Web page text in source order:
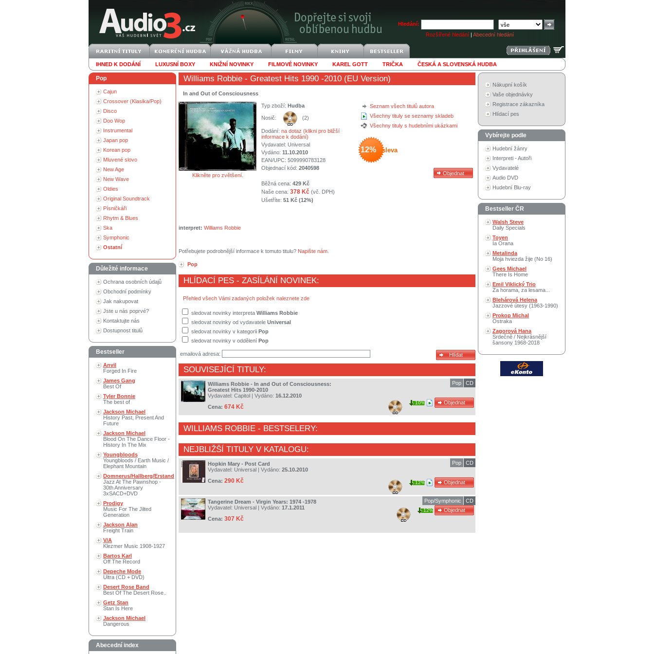
Hledání:
Rozšířené hledání | Abecední hledání
IHNED K DODÁNÍ LUXUSNÍ BOXY KNIŽNÍ NOVINKY FILMOVÉ NOVINKY KAREL GOTT TRIČKA ČESKÁ A SLOVENSKÁ HUDBA
Pop
Cajun
Crossover (Klasika/Pop)
Disco
Doo Wop
Instrumental
Japan pop
Korean pop
Mluvené slovo
New Age
New Wave
Oldies
Original Soundtrack
Písničkáři
Rhytm & Blues
Ska
Symphonic
Ostatní
Důležité informace
Ochrana osobních údajů
Obchodní podmínky
Jak nakupovat
Jste u nás poprvé?
Kontaktujte nás
Dostupnost titulů
Bestseller
Anvil
Forged In Fire
James Gang
Best Of
Tyler Bonnie
The best of
Jackson Michael
History Past, Present And
Future
Jackson Michael
Blood On The Dance Floor -
History In The Mix
Youngbloods
Youngbloods / Earth Music /
Elephant Mountain
Domnerus/Hallberg/Erstand
Jazz At The Pawnshop -
30th Anniversary
3xSACD+DVD
Prodigy
Music For The Jilted
Generation
Jackson Alan
Freight Train
V/A
Klezmer Music 1908-1927
Bartos Karl
Off The Record
Depeche Mode
Ultra (CD + DVD)
Desert Rose Band
Best Of The Desert Rose..
Getz Stan
Stan Is Here
Jackson Michael
Dangerous
Abecední index
Williams Robbie - Greatest Hits 1990 -2010 (EU Version)
In and Out of Consciousness
Klikněte pro zvětšení.
Seznam všech titulů autora
Všechny tituly se seznamy skladeb
Všechny tituly s hudebními ukázkami
12% sleva
Typ zboží: Hudba
Nosič: (2)
Dodání: na dotaz (klikni pro bližší
informace k dodání)
Vydavatel: Universal
Vydáno: 11.10.2010
EAN/UPC: 5099990783128
Objednací kód: 2040598
Běžná cena: 429 Kč
Naše cena: 378 Kč (vč. DPH)
Ušetříte: 51 Kč (12%)
interpret: Williams Robbie
Potřebujete podrobnější informace k tomuto titulu? Napište nám
Pop
HLÍDACÍ PES - ZASÍLÁNÍ NOVINEK:
Přehled všech Vámi zadaných položek naleznete zde
sledovat novinky interpreta Williams Robbie
sledovat novinky od vydavatele Universal
sledovat novinky v kategorii Pop
sledovat novinky v oddělení Pop
emailová adresa:
SOUVISEJÍCÍ TITULY:
Williams Robbie - In and Out of Consciousness:
Greatest Hits 1990-2010
Vydavatel: Capitol | Vydáno: 16.12.2010
Cena: 674 Kč
CD
Pop
10%
WILLIAMS ROBBIE - BESTSELERY:
NEJBLIŽŠÍ TITULY V KATALOGU:
Hopkin Mary - Post Card
Vydavatel: Universal | Vydáno: 25.10.2010
Cena: 290 Kč
CD
Pop
12%
Tangerine Dream - Virgin Years: 1974 -1978
Vydavatel: Universal | Vydáno: 17.1.2011
Cena: 307 Kč
CD
Pop/Symphonic
12%
Nákupní košík
Vaše objednávky
Registrace zákazníka
Hlídací pes
Vybírejte podle
Hudební žánry
Interpreti - Autoři
Vydavatelé
Audio DVD
Hudební Blu-ray
Bestseller ČR
Walsh Steve
Daily Specials
Toyen
Ia Orana
Metalinda
Moja hviezda žije (No 16)
Gees Michael
There Is Home
Emil Viklický Trio
Za horama, za lesama...
Blehárová Helena
Jazzové útesy (1963-1990)
Prokop Michal
Ostraka
Zagorová Hana
Srdečně / Nejkrásnější
šansony 1968-2018